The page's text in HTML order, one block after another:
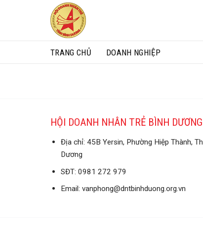
TRANG CHỦ DOANH NGHIỆP
HỘI DOANH NHÂN TRẺ BÌNH DƯƠNG
Địa chỉ: 45B Yersin, Phường Hiệp Thành,
Dương
SĐT: 0981 272 979
Email: vanphong@dntbinhduong.org.vn